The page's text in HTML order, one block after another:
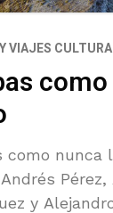
VIAJES
como nunca
Pérez,
y